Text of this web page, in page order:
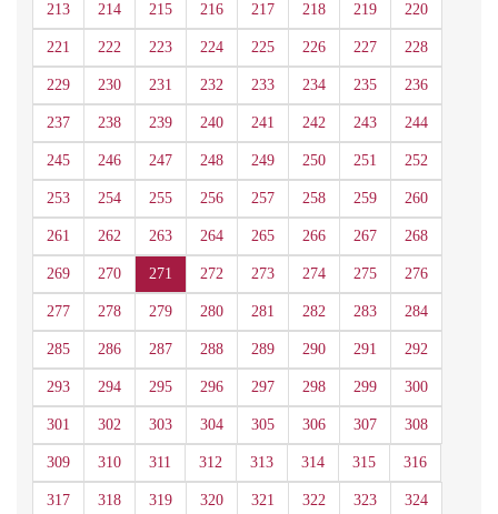
213 214 215 216 217 218 219 220
221 222 223 224 225 226 227 228
229 230 231 232 233 234 235 236
237 238 239 240 241 242 243 244
245 246 247 248 249 250 251 252
253 254 255 256 257 258 259 260
261 262 263 264 265 266 267 268
269 270 271 272 273 274 275 276
277 278 279 280 281 282 283 284
285 286 287 288 289 290 291 292
293 294 295 296 297 298 299 300
301 302 303 304 305 306 307 308
309 310 311 312 313 314 315 316
317 318 319 320 321 322 323 324